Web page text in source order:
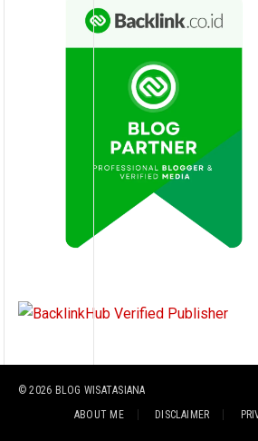
© 2026 BLOG WISATASIANA
ABOUT ME
DISCLAIMER